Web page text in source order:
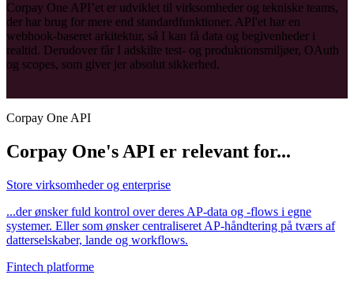
Corpay One API’et er udviklet til virksomheder og tekniske teams,
der har brug for mere end standardfunktioner. API'et har en
webhook-baseret arkitektur, så I kan få data og begivenheder i
realtid. Derudover får I adskilte test- og produktionsmiljøer, OAuth
og scopes, som giver jer absolut sikkerhed.
Corpay One API
Corpay One's API er relevant for...
Store virksomheder og enterprise
...der ønsker fuld kontrol over deres AP-data og -flows i egne
systemer. Eller som ønsker centraliseret AP-håndtering på tværs af
datterselskaber, lande og workflows.
Fintech platforme